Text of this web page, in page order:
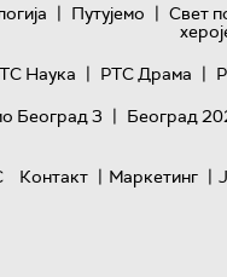
| Путујемо | Свет
Наука | РТС Драма |
Београд 3 | Београд
Контакт | Маркетинг |